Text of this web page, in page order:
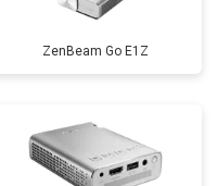
ZenBeam Go E1Z